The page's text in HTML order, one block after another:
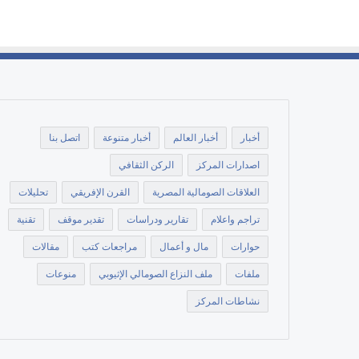
أخبار أخبار العالم أخبار متنوعة اتصل بنا
اصدارات المركز الركن الثقافي
العلاقات الصومالية المصرية القرن الإفريقي تحليلات
تراجم واعلام تقارير ودراسات تقدير موقف تقنية
حوارات مال و أعمال مراجعات كتب مقالات
ملفات ملف النزاع الصومالي الإثيوبي منوعات
نشاطات المركز